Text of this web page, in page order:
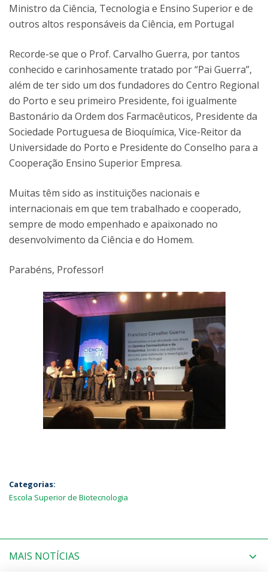
Ministro da Ciência, Tecnologia e Ensino Superior e de
outros altos responsáveis da Ciência, em Portugal
Recorde-se que o Prof. Carvalho Guerra, por tantos
conhecido e carinhosamente tratado por “Pai Guerra”,
além de ter sido um dos fundadores do Centro Regional
do Porto e seu primeiro Presidente, foi igualmente
Bastonário da Ordem dos Farmacêuticos, Presidente da
Sociedade Portuguesa de Bioquímica, Vice-Reitor da
Universidade do Porto e Presidente do Conselho para a
Cooperação Ensino Superior Empresa.
Muitas têm sido as instituições nacionais e
internacionais em que tem trabalhado e cooperado,
sempre de modo empenhado e apaixonado no
desenvolvimento da Ciência e do Homem.
Parabéns, Professor!
Categorias:
Escola Superior de Biotecnologia
MAIS NOTÍCIAS